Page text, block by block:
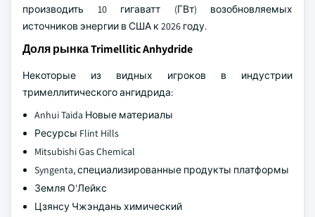
производить 10 гигаватт (ГВт) возобновляемых
источников энергии в США к 2026 году.
Доля рынка Trimellitic Anhydride
Некоторые из видных игроков в индустрии
тримеллитического ангидрида:
Anhui Taida Новые материалы
Ресурсы Flint Hills
Mitsubishi Gas Chemical
Syngenta, специализированные продукты платформы
Земля О'Лейкс
Цзянсу Чжэндань химический